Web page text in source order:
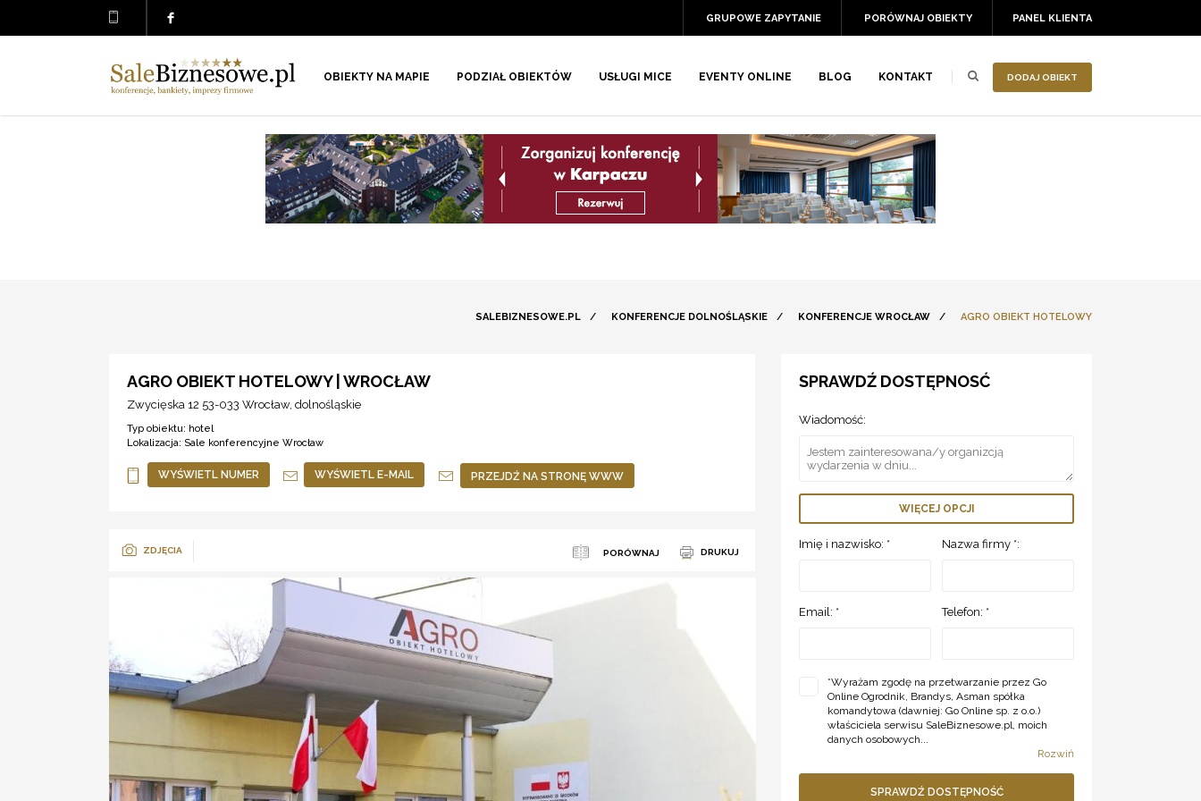
PANEL KLIENTA
PORÓWNAJ OBIEKTY
GRUPOWE ZAPYTANIE
DODAJ OBIEKT
OBIEKTY NA MAPIE PODZIAŁ OBIEKTÓW USŁUGI MICE EVENTY ONLINE BLOG KONTAKT
SALEBIZNESOWE.PL / KONFERENCJE DOLNOŚLĄSKIE / KONFERENCJE WROCŁAW / AGRO OBIEKT HOTELOWY
AGRO OBIEKT HOTELOWY | WROCŁAW
Zwycięska 12 53-033 Wrocław, dolnośląskie
Typ obiektu: hotel
Lokalizacja: Sale konferencyjne Wrocław
WYŚWIETL NUMER WYŚWIETL E-MAIL PRZEJDŹ NA STRONĘ WWW
ZDJĘCIA PORÓWNAJ DRUKUJ
SPRAWDŹ DOSTĘPNOSĆ
Wiadomość:
WIĘCEJ OPCJI
Imię i nazwisko: * Nazwa firmy *:
Email: * Telefon: *
*Wyrażam zgodę na przetwarzanie przez Go
Online Ogrodnik, Brandys, Asman spółka
komandytowa (dawniej: Go Online sp. z o.o.)
właściciela serwisu SaleBiznesowe.pl, moich
danych osobowych...
Rozwiń
SPRAWDŹ DOSTĘPNOŚĆ